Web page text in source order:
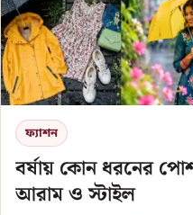
ফ্যাশন
বর্ষায় কোন ধরনের
আরাম ও স্টাইল